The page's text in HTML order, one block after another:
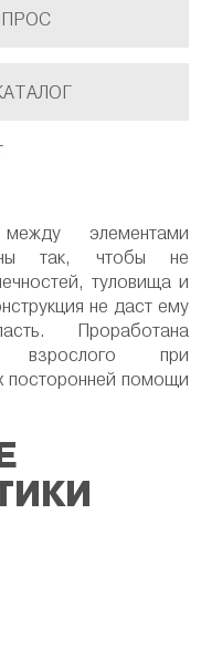
элементами
так, чтобы не
туловища и
не даст ему
Проработана
взрослого при
посторонней помощи